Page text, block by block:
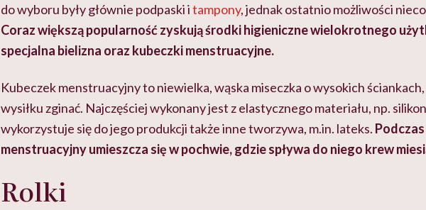
do wyboru były głównie podpaski itampony, jednak ostatnio możliwości nieco
Coraz większą popularność zyskują środki higieniczne wielokrotnego
specjalna bielizna oraz kubeczki menstruacyjne.
Kubeczek menstruacyjny to niewielka, wąska miseczka o wysokich
wysiłku zginać. Najczęściej wykonany jest z elastycznego materiału, np.
wykorzystuje się do jego produkcji także inne tworzywa, m.in. lateks.
menstruacyjny umieszcza się w pochwie, gdzie spływa do niego krew
Rolki